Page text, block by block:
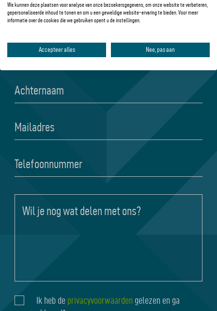
Laat je gegevens achter en wij nemen contact met jou op.
Voornaam
*
Achternaam
Mailadres
Telefoonnummer
Instemming
Ik heb de privacyvoorwaarden gelezen en ga
We kunnen deze plaatsen voor analyse van onze bezoekersgegevens, om onze website te verbeteren,
gepersonaliseerde inhoud te tonen en om u een geweldige website-ervaring te bieden. Voor meer
informatie over de cookies die we gebruiken opent u de instellingen.
Accepteer alles Nee, pas aan